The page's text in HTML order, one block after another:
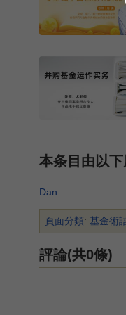
本条目由以
Dan.
頁面分類: 基金術
評論(共0條)